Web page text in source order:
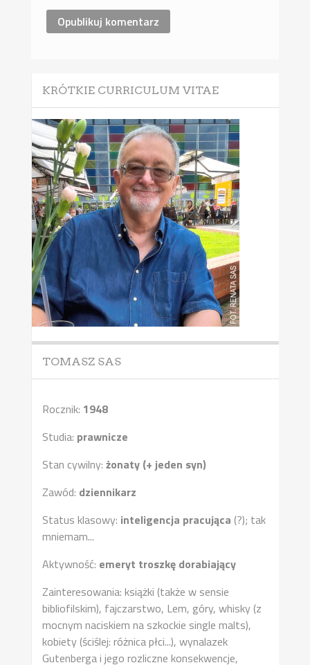
KRÓTKIE CURRICULUM VITAE
TOMASZ SAS
Rocznik: 1948
Studia: prawnicze
Stan cywilny: żonaty (+ jeden syn)
Zawód: dziennikarz
Status klasowy: inteligencja pracująca (?); tak
mniemam...
Aktywność: emeryt troszkę dorabiający
Zainteresowania: książki (także w sensie
bibliofilskim), fajczarstwo, Lem, góry, whisky (z
mocnym naciskiem na szkockie single malts),
kobiety (ściślej: różnica płci...), wynalazek
Gutenberga i jego rozliczne konsekwencje,